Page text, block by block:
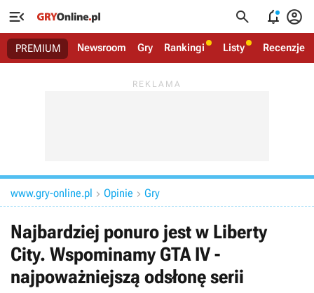
   
PREMIUM Newsroom Gry Rankingi Listy Recenzje
www.gry-online.pl  Opinie  Gry
Najbardziej ponuro jest w Liberty
City. Wspominamy GTA IV -
najpoważniejszą odsłonę serii